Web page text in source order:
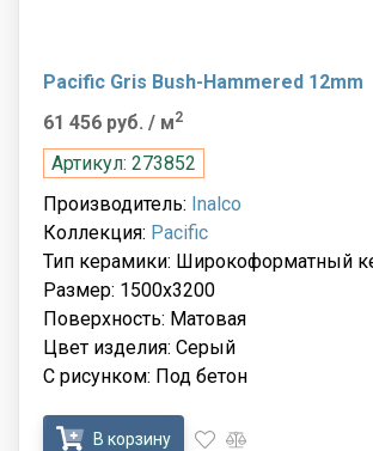
Pacific Gris Bush-Hammered 12mm
61 456 руб. / м2
Артикул: 273852
Производитель: Inalco
Коллекция: Pacific
Тип керамики: Широкоформатный
Размер: 1500x3200
Поверхность: Матовая
Цвет изделия: Серый
С рисунком: Под бетон
В корзину